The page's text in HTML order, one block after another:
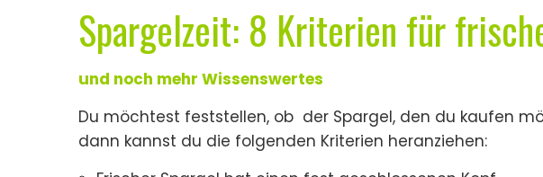
Spargelzeit: 8 Kriterien für
und noch mehr Wissenswertes
Du möchtest feststellen, ob der Spargel, den du kaufen
dann kannst du die folgenden Kriterien heranziehen: